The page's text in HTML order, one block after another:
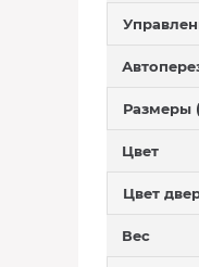
Размеры
Цвет
Цвет
Вес